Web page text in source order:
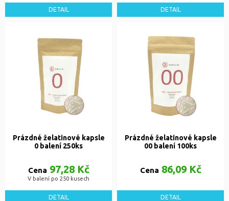
DETAIL DETAIL
Prázdné želatinové kapsle
0 balení 250ks
Cena 97,28 Kč
V balení po 250 kusech
DETAIL
Prázdné želatinové kapsle
00 balení 100ks
Cena 86,09 Kč
DETAIL